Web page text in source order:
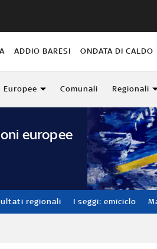
ADDIO BARESI ONDATA DI CALDO
Europee Comunali Regionali
europee
regionali I seggi: emiciclo